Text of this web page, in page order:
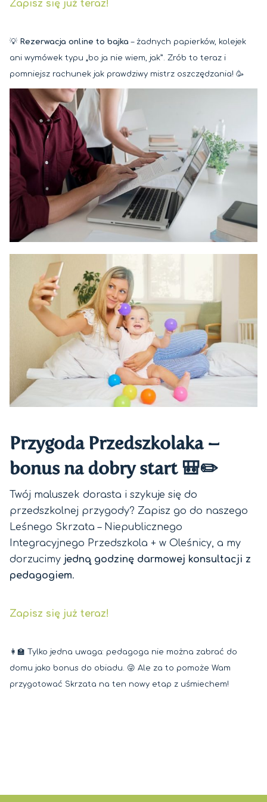
Zapisz się już teraz!
💡 Rezerwacja online to bajka – żadnych papierków, kolejek
ani wymówek typu „bo ja nie wiem, jak”. Zrób to teraz i
pomniejsz rachunek jak prawdziwy mistrz oszczędzania! 🥳
Przygoda Przedszkolaka –
bonus na dobry start 🎒✏️
Twój maluszek dorasta i szykuje się do
przedszkolnej przygody? Zapisz go do naszego
Leśnego Skrzata – Niepublicznego
Integracyjnego Przedszkola + w Oleśnicy, a my
dorzucimy jedną godzinę darmowej konsultacji z
pedagogiem.
Zapisz się już teraz!
👩‍🏫 Tylko jedna uwaga: pedagoga nie można zabrać do
domu jako bonus do obiadu. 😜 Ale za to pomoże Wam
przygotować Skrzata na ten nowy etap z uśmiechem!